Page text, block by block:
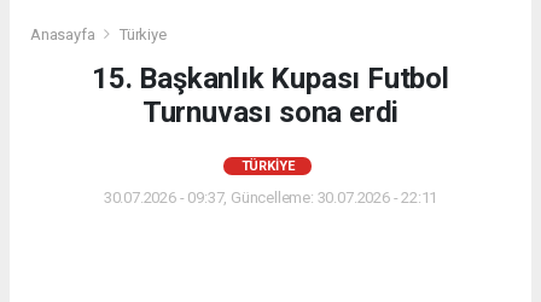
Anasayfa Türkiye
15. Başkanlık Kupası Futbol
Turnuvası sona erdi
TÜRKIYE
30.07.2026 - 09:37, Güncelleme: 30.07.2026 - 22:11